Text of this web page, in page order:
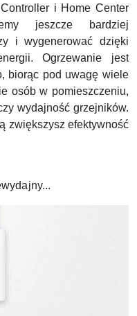
i Home Center
jeszcze bardziej
i wygenerować dzięki
Ogrzewanie jest
biorąc pod uwagę wiele
osób w pomieszczeniu,
wydajność grzejników.
zwiększysz efektywność